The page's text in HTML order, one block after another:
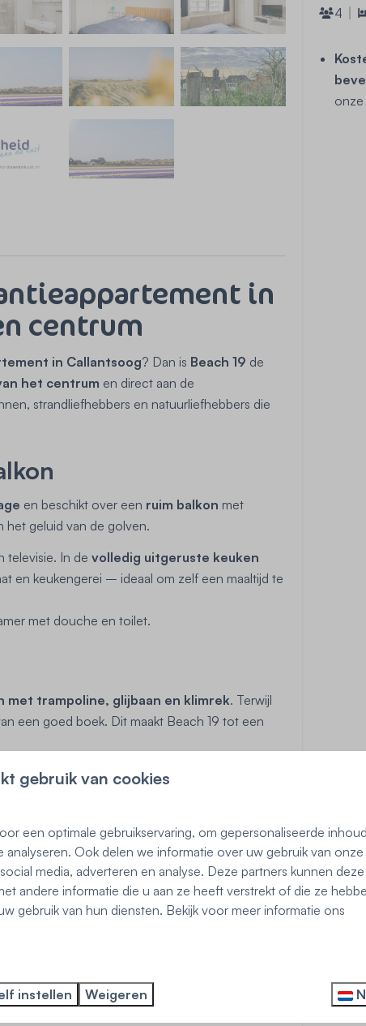
in
centrum
in Callantsoog? Dan is Beach 19 de
het centrum en direct aan de
strandliefhebbers en natuurliefhebbers die
en beschikt over een ruim balkon met
het geluid van de golven.
televisie. In de volledig uitgeruste keuken
en keukengerei – ideaal om zelf een maaltijd te
met douche en toilet.
met trampoline, glijbaan en klimrek. Terwijl
een goed boek. Dit maakt Beach 19 tot een
lange wandelingen langs de kust,
, een paradijs voor wandelaars en
4
onze
gebruik van cookies
een optimale gebruikservaring, om gepersonaliseerde
analyseren. Ook delen we informatie over uw gebruik van onze
media, adverteren en analyse. Deze partners kunnen deze
andere informatie die u aan ze heeft verstrekt of die ze
gebruik van hun diensten. Bekijk voor meer informatie ons
instellen Weigeren